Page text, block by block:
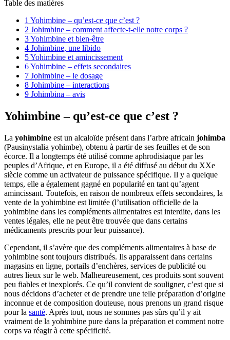
Table des matières
1 Yohimbine – qu’est-ce que c’est ?
2 Johimbine – comment affecte-t-elle notre corps ?
3Yohimbine et bien-être
4 Johimbine, une libido
5Yohimbine et amincissement
6Yohimbine – effets secondaires
7 Johimbine – le dosage
8 Johimbine – interactions
9 Johimbina – avis
Yohimbine – qu’est-ce que c’est ?
La yohimbine est un alcaloïde présent dans l’arbre africain johimba
(Pausinystalia yohimbe), obtenu à partir de ses feuilles et de son
écorce. Il a longtemps été utilisé comme aphrodisiaque par les
peuples d’Afrique, et en Europe, il a été diffusé au début du XXe
siècle comme un activateur de puissance spécifique. Il y a quelque
temps, elle a également gagné en popularité en tant qu’agent
amincissant. Toutefois, en raison de nombreux effets secondaires, la
vente de la yohimbine est limitée (l’utilisation officielle de la
yohimbine dans les compléments alimentaires est interdite, dans les
ventes légales, elle ne peut être trouvée que dans certains
médicaments prescrits pour leur puissance).
Cependant, il s’avère que des compléments alimentaires à base de
yohimbine sont toujours distribués. Ils apparaissent dans certains
magasins en ligne, portails d’enchères, services de publicité ou
autres lieux sur le web. Malheureusement, ces produits sont souvent
peu fiables et inexplorés. Ce qu’il convient de souligner, c’est que si
nous décidons d’acheter et de prendre une telle préparation d’origine
inconnue et de composition douteuse, nous prenons un grand risque
pour la santé. Après tout, nous ne sommes pas sûrs qu’il y ait
vraiment de la yohimbine pure dans la préparation et comment notre
corps va réagir à cette spécificité.